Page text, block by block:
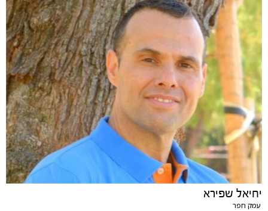
יחיאל שפירא
עמק חפר